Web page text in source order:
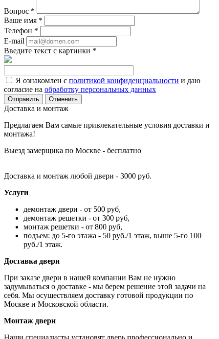
Вопрос *
Ваше имя *
Телефон *
E-mail
Введите текст с картинки *
Я ознакомлен с политикой конфиденциальности и даю
согласие на обработку персональных данных
Отменить
Доставка и монтаж
Предлагаем Вам самые привлекательные условия доставки и
монтажа!
Выезд замерщика по Москве - бесплатно
Доставка и монтаж любой двери - 3000 руб.
Услуги
демонтаж двери - от 500 руб,
демонтаж решетки - от 300 руб,
монтаж решетки - от 800 руб,
подъем: до 5-го этажа - 50 руб./1 этаж, выше 5-го 100
руб./1 этаж.
Доставка двери
При заказе двери в нашей компании Вам не нужно
задумываться о доставке - мы берем решение этой задачи на
себя. Мы осуществляем доставку готовой продукции по
Москве и Московской области.
Монтаж двери